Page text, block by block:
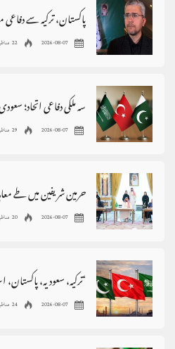
2026-08-07 22 مناظر
2026-08-07 29 مناظر
2026-08-07 20 مناظر
2026-08-07 24 مناظر